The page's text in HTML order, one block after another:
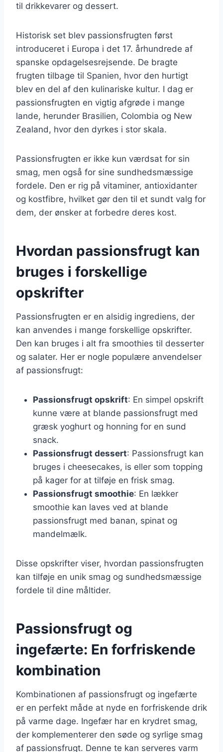
til drikkevarer og dessert.
Historisk set blev passionsfrugten først
introduceret i Europa i det 17. århundrede af
spanske opdagelsesrejsende. De bragte
frugten tilbage til Spanien, hvor den hurtigt
blev en del af den kulinariske kultur. I dag er
passionsfrugten en vigtig afgrøde i mange
lande, herunder Brasilien, Colombia og New
Zealand, hvor den dyrkes i stor skala.
Passionsfrugten er ikke kun værdsat for sin
smag, men også for sine sundhedsmæssige
fordele. Den er rig på vitaminer, antioxidanter
og kostfibre, hvilket gør den til et sundt valg for
dem, der ønsker at forbedre deres kost.
Hvordan passionsfrugt kan
bruges i forskellige
opskrifter
Passionsfrugten er en alsidig ingrediens, der
kan anvendes i mange forskellige opskrifter.
Den kan bruges i alt fra smoothies til desserter
og salater. Her er nogle populære anvendelser
af passionsfrugt:
Passionsfrugt opskrift: En simpel opskrift
kunne være at blande passionsfrugt med
græsk yoghurt og honning for en sund
snack.
Passionsfrugt dessert: Passionsfrugt kan
bruges i cheesecakes, is eller som topping
på kager for at tilføje en frisk smag.
Passionsfrugt smoothie: En lækker
smoothie kan laves ved at blande
passionsfrugt med banan, spinat og
mandelmælk.
Disse opskrifter viser, hvordan passionsfrugten
kan tilføje en unik smag og sundhedsmæssige
fordele til dine måltider.
Passionsfrugt og
ingefærte: En forfriskende
kombination
Kombinationen af passionsfrugt og ingefærte
er en perfekt måde at nyde en forfriskende drik
på varme dage. Ingefær har en krydret smag,
der komplementerer den søde og syrlige smag
af passionsfrugt. Denne te kan serveres varm